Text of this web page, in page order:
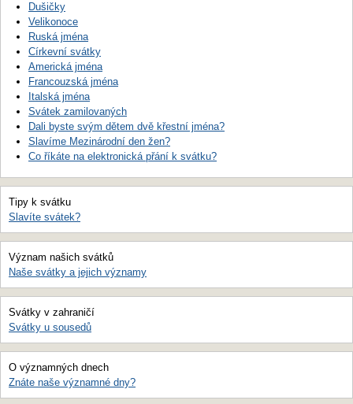
Dušičky
Velikonoce
Ruská jména
Církevní svátky
Americká jména
Francouzská jména
Italská jména
Svátek zamilovaných
Dali byste svým dětem dvě křestní jména?
Slavíme Mezinárodní den žen?
Co říkáte na elektronická přání k svátku?
Tipy k svátku
Slavíte svátek?
Význam našich svátků
Naše svátky a jejich významy
Svátky v zahraničí
Svátky u sousedů
O významných dnech
Znáte naše významné dny?